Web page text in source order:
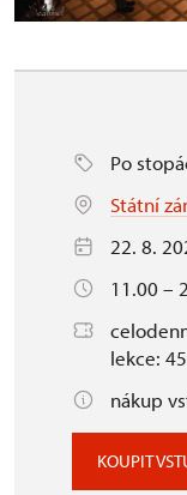
Po
Státní
22. 8.
11.00 –
lekce:
nákup
KOUPIT